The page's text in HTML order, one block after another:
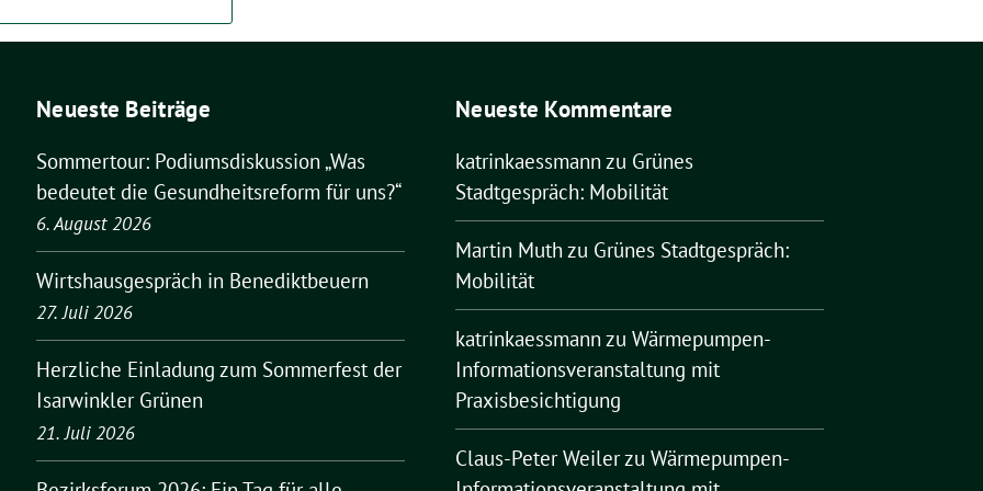
Neueste Beiträge
Sommertour: Podiumsdiskussion „Was
bedeutet die Gesundheitsreform für uns?“
6. August 2026
Wirtshausgespräch in Benediktbeuern
27. Juli 2026
Herzliche Einladung zum Sommerfest der
Isarwinkler Grünen
21. Juli 2026
Neueste Kommentare
katrinkaessmann zu Grünes
Stadtgespräch: Mobilität
Martin Muth zu Grünes Stadtgespräch:
Mobilität
katrinkaessmann zu Wärmepumpen-
Informationsveranstaltung mit
Praxisbesichtigung
Claus-Peter Weilerzu Wärmepumpen-